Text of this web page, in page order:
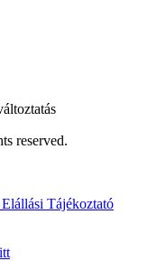
reserved.
Tájékoztató